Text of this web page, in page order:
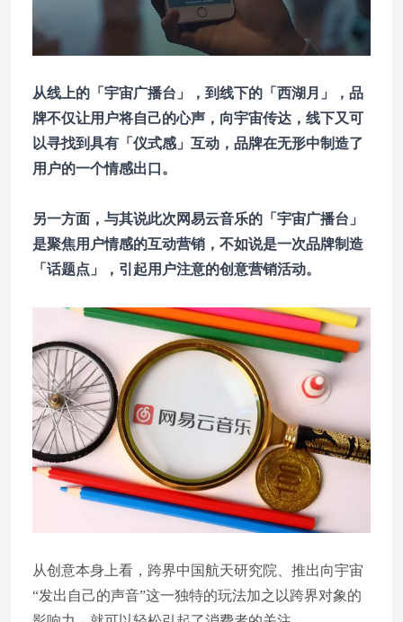
从线上的「宇宙广播台」，到线下的「西湖月」，品
牌不仅让用户将自己的心声，向宇宙传达，线下又可
以寻找到具有「仪式感」互动，品牌在无形中制造了
用户的一个情感出口。
另一方面，与其说此次网易云音乐的「宇宙广播台」
是聚焦用户情感的互动营销，不如说是一次品牌制造
「话题点」，引起用户注意的创意营销活动。
从创意本身上看，跨界中国航天研究院、推出向宇宙
“发出自己的声音”这一独特的玩法加之以跨界对象的